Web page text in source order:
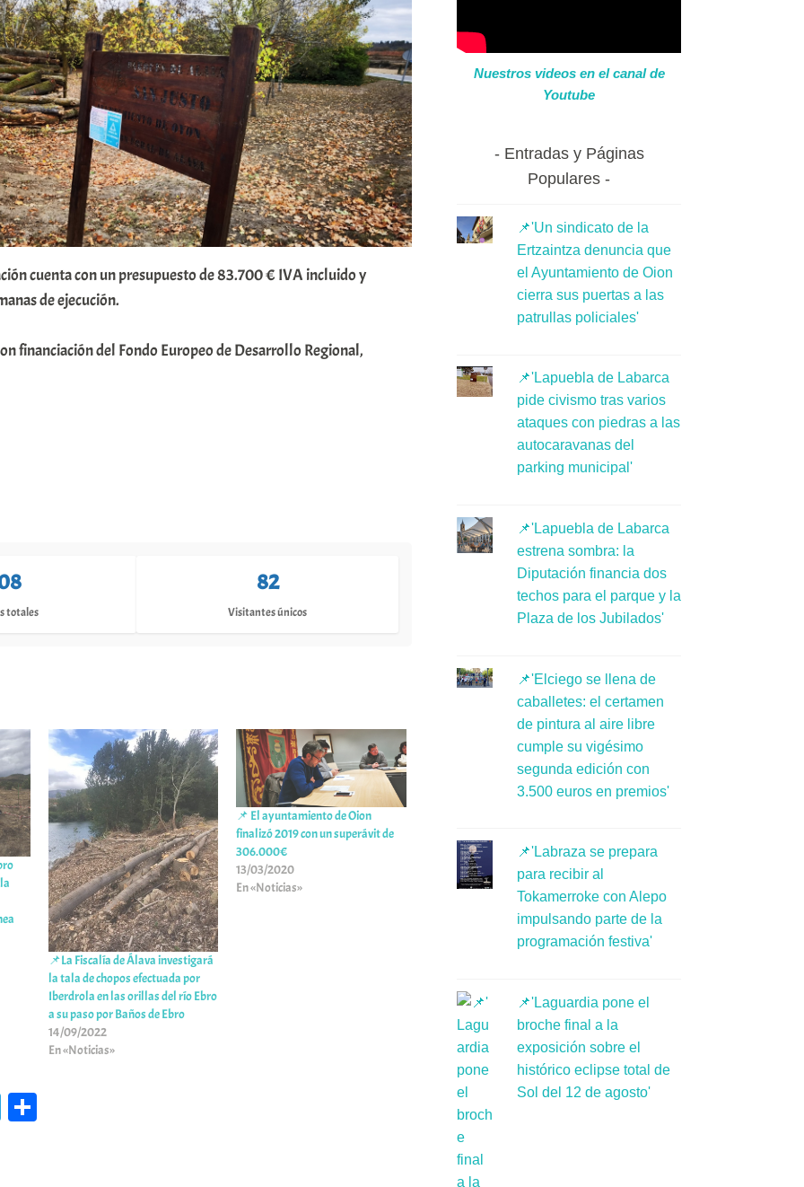
cuenta con un presupuesto de 83.700 € IVA incluido y
de ejecución.
financiación del Fondo Europeo de Desarrollo Regional,
totales
82
Visitantes únicos
📌La Fiscalía de Álava investigará
la tala de chopos efectuada por
Iberdrola en las orillas del río Ebro
a su paso por Baños de Ebro
14/09/2022
En «Noticias»
📌 El ayuntamiento de Oion
finalizó 2019 con un superávit de
306.000€
13/03/2020
En «Noticias»
Te
Nuestros videos en el canal de
Youtube
Entradas y Páginas
Populares
📌'Un sindicato de la
Ertzaintza denuncia que
el Ayuntamiento de Oion
cierra sus puertas a las
patrullas policiales'
📌'Lapuebla de Labarca
pide civismo tras varios
ataques con piedras a las
autocaravanas del
parking municipal'
📌'Lapuebla de Labarca
estrena sombra: la
Diputación financia dos
techos para el parque y la
Plaza de los Jubilados'
📌'Elciego se llena de
caballetes: el certamen
de pintura al aire libre
cumple su vigésimo
segunda edición con
3.500 euros en premios'
📌'Labraza se prepara
para recibir al
Tokamerroke con Alepo
impulsando parte de la
programación festiva'
📌'Laguardia pone el
broche final a la
exposición sobre el
histórico eclipse total de
Sol del 12 de agosto'